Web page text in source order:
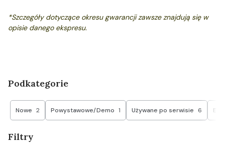
*Szczegóły dotyczące okresu gwarancji zawsze znajdują się w
opisie danego ekspresu.
Podkategorie
Nowe 2 Powystawowe/Demo 1 Używane po serwisie 6
Filtry